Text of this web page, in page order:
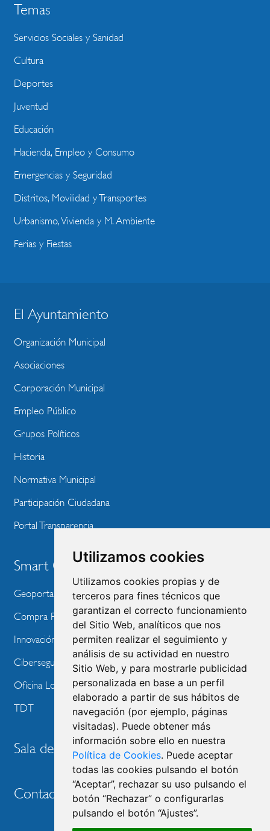
Utilizamos cookies
Utilizamos cookies propias y de
terceros para fines técnicos que
garantizan el correcto funcionamiento
del Sitio Web, analíticos que nos
permiten realizar el seguimiento y
análisis de su actividad en nuestro
Sitio Web, y para mostrarle publicidad
personalizada en base a un perfil
elaborado a partir de sus hábitos de
navegación (por ejemplo, páginas
visitadas). Puede obtener más
información sobre ello en nuestra
Política de Cookies. Puede aceptar
todas las cookies pulsando el botón
“Aceptar”, rechazar su uso pulsando el
botón “Rechazar” o configurarlas
pulsando el botón “Ajustes”.
Temas
Servicios Sociales y Sanidad
Cultura
Deportes
Juventud
Educación
Hacienda, Empleo y Consumo
Emergencias y Seguridad
Distritos, Movilidad y Transportes
Urbanismo, Vivienda y M. Ambiente
Ferias y Fiestas
BLOQUE
MENU
WEBSITE
El Ayuntamiento
Organización Municipal
Asociaciones
Corporación Municipal
Empleo Público
Grupos Políticos
Historia
Normativa Municipal
Participación Ciudadana
Portal Transparencia
Smart City
Geoportal
Compra Pública de Innovación
Innovación Tecnológica
Ciberseguridad
Oficina Local de Ayudas Públicas
TDT
Sala de prensa
Contacto